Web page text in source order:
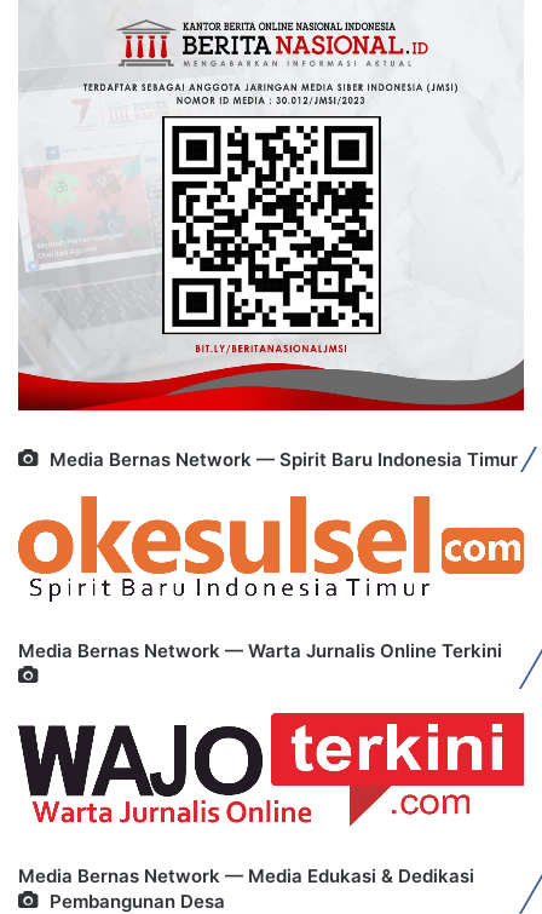
Media Bernas Network — Spirit Baru Indonesia Timur
Media Bernas Network — Warta Jurnalis Online Terkini
Media Bernas Network — Media Edukasi & Dedikasi
Pembangunan Desa